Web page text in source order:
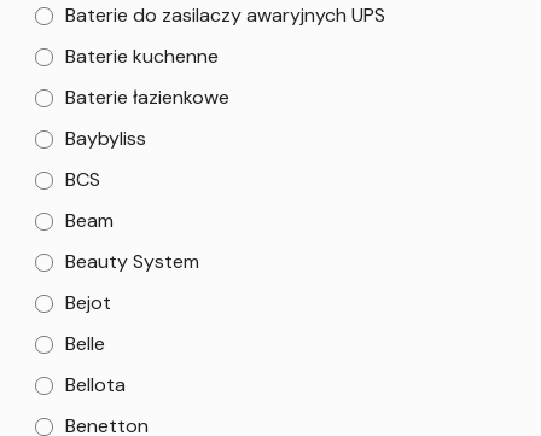
Baterie do zasilaczy awaryjnych UPS
Baterie kuchenne
Baterie łazienkowe
Baybyliss
BCS
Beam
Beauty System
Bejot
Belle
Bellota
Benetton